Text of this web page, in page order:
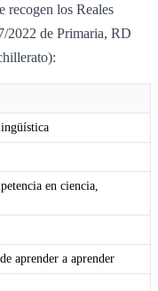
recogen los Reales
2022 de Primaria, RD
en ciencia,
aprender a aprender